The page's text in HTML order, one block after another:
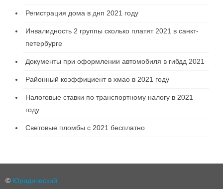
Регистрация дома в днп 2021 году
Инвалидность 2 группы сколько платят 2021 в санкт-
петербурге
Документы при оформлении автомобиля в гибдд 2021
Районный коэффициент в хмао в 2021 году
Налоговые ставки по транспортному налогу в 2021
году
Световые пломбы с 2021 бесплатно
© Юридический